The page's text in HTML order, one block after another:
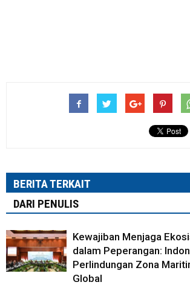
BERITA TERKAIT
DARI PENULIS
Kewajiban Menjaga
dalam Peperangan:
Perlindungan Zona
Global